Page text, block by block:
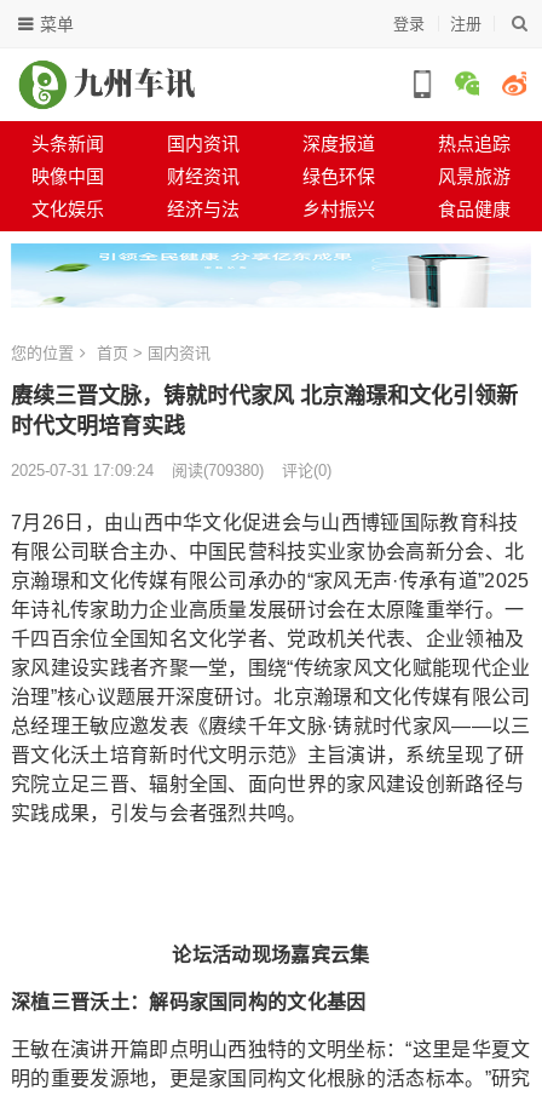
登录 注册
菜单
头条新闻 国内资讯 深度报道
热点追踪
映像中国
财经资讯 绿色环保
风景旅游
文化娱乐
经济与法 乡村振兴 食品健康
您的位置 首页 > 国内资讯
赓续三晋文脉，铸就时代家风 北京瀚璟和文化引领新
时代文明培育实践
2025-07-31 17:09:24 阅读(709380) 评论(0)
7月26日，由山西中华文化促进会与山西博铔国际教育科技
有限公司联合主办、中国民营科技实业家协会高新分会、北
京瀚璟和文化传媒有限公司承办的“家风无声·传承有道”2025
年诗礼传家助力企业高质量发展研讨会在太原隆重举行。一
千四百余位全国知名文化学者、党政机关代表、企业领袖及
家风建设实践者齐聚一堂，围绕“传统家风文化赋能现代企业
治理”核心议题展开深度研讨。北京瀚璟和文化传媒有限公司
总经理王敏应邀发表《赓续千年文脉·铸就时代家风——以三
晋文化沃土培育新时代文明示范》主旨演讲，系统呈现了研
究院立足三晋、辐射全国、面向世界的家风建设创新路径与
实践成果，引发与会者强烈共鸣。
论坛活动现场嘉宾云集
深植三晋沃土：解码家国同构的文化基因
王敏在演讲开篇即点明山西独特的文明坐标：“这里是华夏文
明的重要发源地，更是家国同构文化根脉的活态标本。”研究